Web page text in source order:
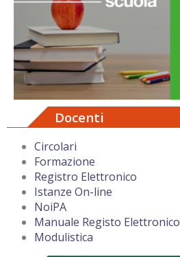
Docenti
Circolari
Formazione
Registro Elettronico
Istanze On-line
NoiPA
Manuale Registo Elettronico
Modulistica